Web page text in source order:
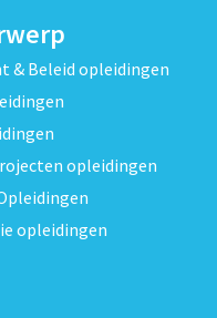
& Beleid opleidingen
opleidingen
opleidingen